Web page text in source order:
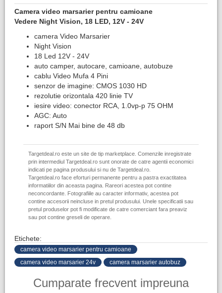
Camera video marsarier pentru camioane
Vedere Night Vision, 18 LED, 12V - 24V
camera Video Marsarier
Night Vision
18 Led 12V - 24V
auto camper, autocare, camioane, autobuze
cablu Video Mufa 4 Pini
senzor de imagine: CMOS 1030 HD
rezolutie orizontala 420 linie TV
iesire video: conector RCA, 1.0vp-p 75 OHM
AGC: Auto
raport S/N Mai bine de 48 db
Targetdeal.ro este un site de tip marketplace. Comenzile inregistrate
prin intermediul Targetdeal.ro sunt onorate de catre agentii economici
indicati pe pagina produsului si nu de Targetdeal.ro.
Targetdeal.ro face eforturi permanente pentru a pastra exactitatea
informatiilor din aceasta pagina. Rareori acestea pot contine
neconcordante. Fotografiile au caracter informativ, acestea pot
contine accesorii neincluse in pretul produsului. Unele specificatii sau
pretul produselor pot fi modificate de catre comerciant fara preaviz
sau pot contine greseli de operare.
Etichete:
camera video marsarier pentru camioane
camera video marsarier 24v
camera marsarier autobuz
Cumparate frecvent impreuna